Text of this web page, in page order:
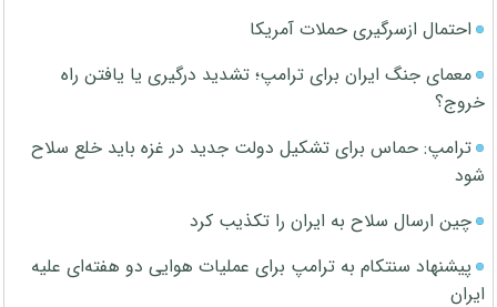
احتمال ازسرگیری حملات آمریکا
معمای جنگ ایران برای ترامپ؛ تشدید درگیری یا یافتن راه
خروج؟
ترامپ: حماس برای تشکیل دولت جدید در غزه باید خلع سلاح
شود
چین ارسال سلاح به ایران را تکذیب کرد
پیشنهاد سنتکام به ترامپ برای عملیات هوایی دو هفته‌ای علیه
ایران